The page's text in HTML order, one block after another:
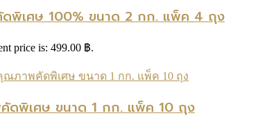
ดพิเศษ 100% ขนาด 2 กก. แพ็ค 4 ถุง
price is: 499.00 ฿.
ดพิเศษ ขนาด 1 กก. แพ็ค 10 ถุง